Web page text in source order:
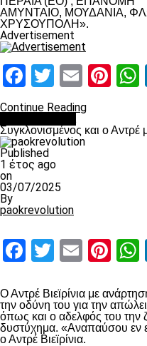
ΑΜΥΝΤΑΙΟ, ΜΟΥΔΑΝΙΑ,
ΧΡΥΣΟΥΠΟΛΗ».
Advertisement
Facebook
Twitter
Email
Continue Reading
Συγκλονισμένος και ο Αντρέ
Published
1 έτος ago
on
03/07/2025
By
paokrevolution
Facebook
Twitter
Email
Ο Αντρέ Βιεϊρίνια με
την οδύνη του για την
όπως και ο αδελφός του την
δυστύχημα. «Αναπαύσου εν
ο Αντρέ Βιεϊρίνια.